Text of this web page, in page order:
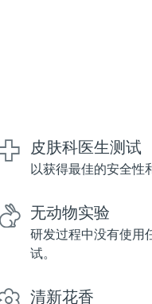
皮肤科医生测试
以获得最佳的安全性
无动物实验
研发过程中没有使用
试。
清新花香